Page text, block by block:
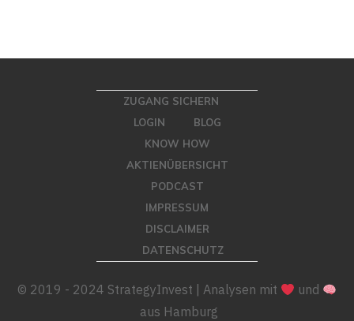
ZUGANG SICHERN
LOGIN
BLOG
KNOW HOW
AKTIENÜBERSICHT
PODCAST
IMPRESSUM
DISCLAIMER
DATENSCHUTZ
© 2019 - 2024 StrategyInvest | Analysen mit
und
aus Hamburg